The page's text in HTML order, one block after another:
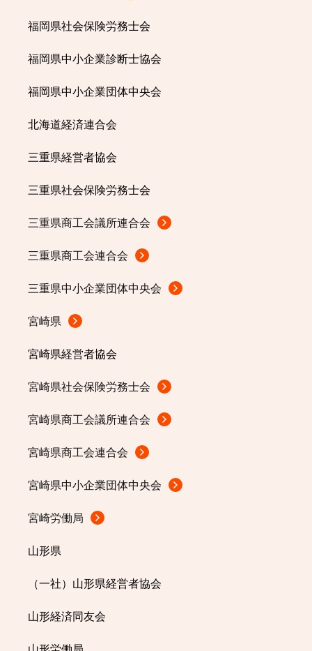
福岡県社会保険労務士会
福岡県中小企業診断士協会
福岡県中小企業団体中央会
北海道経済連合会
三重県経営者協会
三重県社会保険労務士会
三重県商工会議所連合会
三重県商工会連合会
三重県中小企業団体中央会
宮崎県
宮崎県経営者協会
宮崎県社会保険労務士会
宮崎県商工会議所連合会
宮崎県商工会連合会
宮崎県中小企業団体中央会
宮崎労働局
山形県
（一社）山形県経営者協会
山形経済同友会